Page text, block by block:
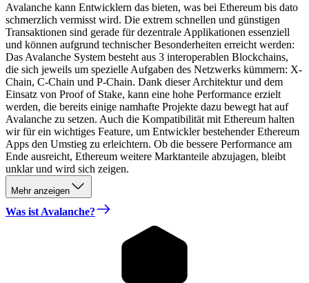
Avalanche kann Entwicklern das bieten, was bei Ethereum bis dato
schmerzlich vermisst wird. Die extrem schnellen und günstigen
Transaktionen sind gerade für dezentrale Applikationen essenziell
und können aufgrund technischer Besonderheiten erreicht werden:
Das Avalanche System besteht aus 3 interoperablen Blockchains,
die sich jeweils um spezielle Aufgaben des Netzwerks kümmern: X-
Chain, C-Chain und P-Chain. Dank dieser Architektur und dem
Einsatz von Proof of Stake, kann eine hohe Performance erzielt
werden, die bereits einige namhafte Projekte dazu bewegt hat auf
Avalanche zu setzen. Auch die Kompatibilität mit Ethereum halten
wir für ein wichtiges Feature, um Entwickler bestehender Ethereum
Apps den Umstieg zu erleichtern. Ob die bessere Performance am
Ende ausreicht, Ethereum weitere Marktanteile abzujagen, bleibt
unklar und wird sich zeigen.
Mehr anzeigen
Was ist Avalanche?